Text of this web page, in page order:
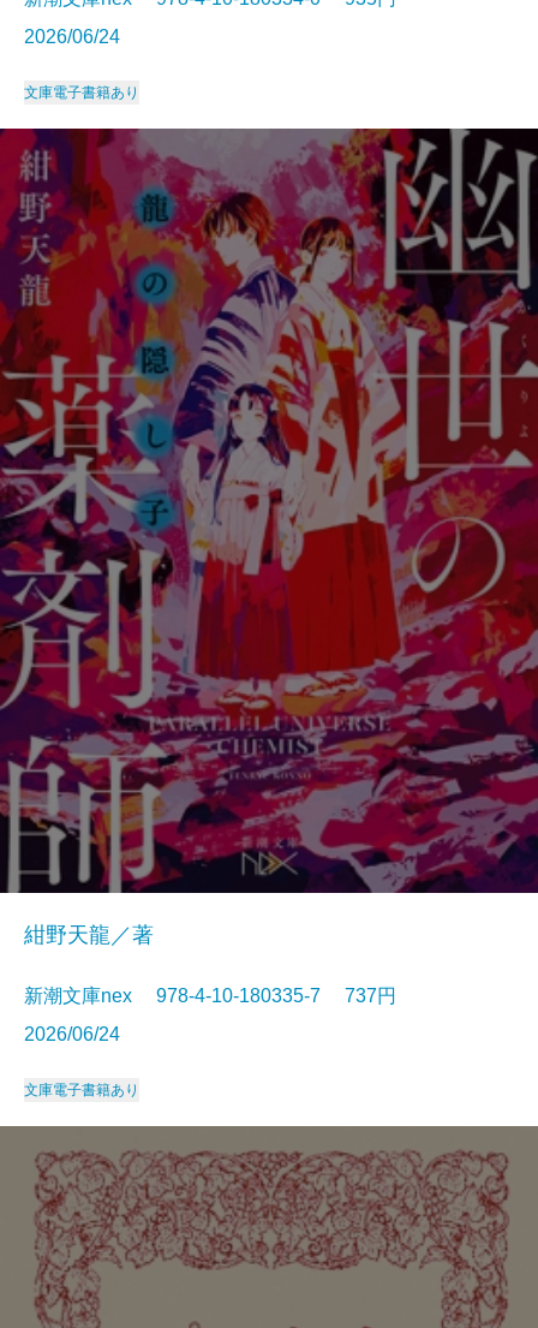
2026/06/24
文庫電子書籍あり
紺野天龍／著
新潮文庫nex 978-4-10-180335-7 737円
2026/06/24
文庫電子書籍あり